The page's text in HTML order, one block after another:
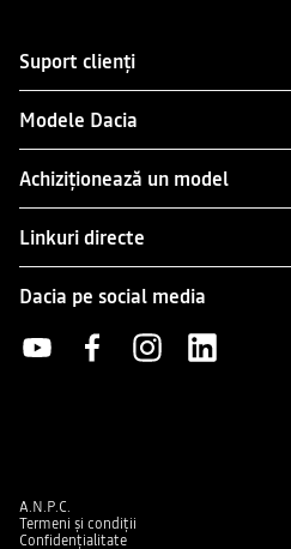
Suport clienți
Modele Dacia
Achiziționează un model
Linkuri directe
Dacia pe social media
A.N.P.C.
Termeni și condiții
Confidențialitate